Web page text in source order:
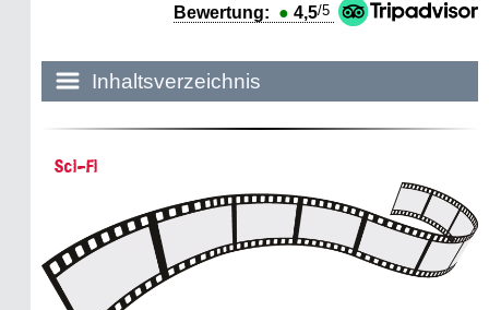
Bewertung: ● 4,5/5
Inhaltsverzeichnis
Mythen, Märchen & Legenden (2025)
Sci-Fi